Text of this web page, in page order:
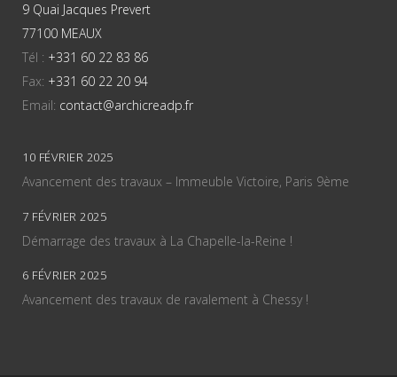
9 Quai Jacques Prevert
77100 MEAUX
Tél : +331 60 22 83 86
Fax: +331 60 22 20 94
Email: contact@archicreadp.fr
10 FÉVRIER 2025
Avancement des travaux – Immeuble Victoire, Paris 9ème
7 FÉVRIER 2025
Démarrage des travaux à La Chapelle-la-Reine !
6 FÉVRIER 2025
Avancement des travaux de ravalement à Chessy !